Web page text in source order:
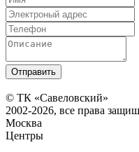
© ТК «Савеловский»
2002-2026, все права
Москва
Центры